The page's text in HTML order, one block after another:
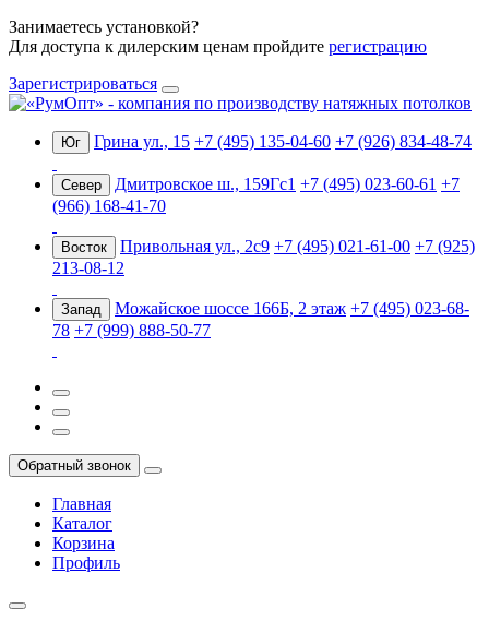
Занимаетесь установкой?
Для доступа к дилерским ценам пройдите регистрацию
Зарегистрироваться
Юг Грина ул., 15 +7 (495) 135-04-60 +7 (926) 834-48-74
Север Дмитровское ш., 159Гс1 +7 (495) 023-60-61 +7
(966) 168-41-70
Восток Привольная ул., 2с9 +7 (495) 021-61-00 +7 (925)
213-08-12
Запад Можайское шоссе 166Б, 2 этаж +7 (495) 023-68-
78 +7 (999) 888-50-77
Обратный звонок
Главная
Каталог
Корзина
Профиль